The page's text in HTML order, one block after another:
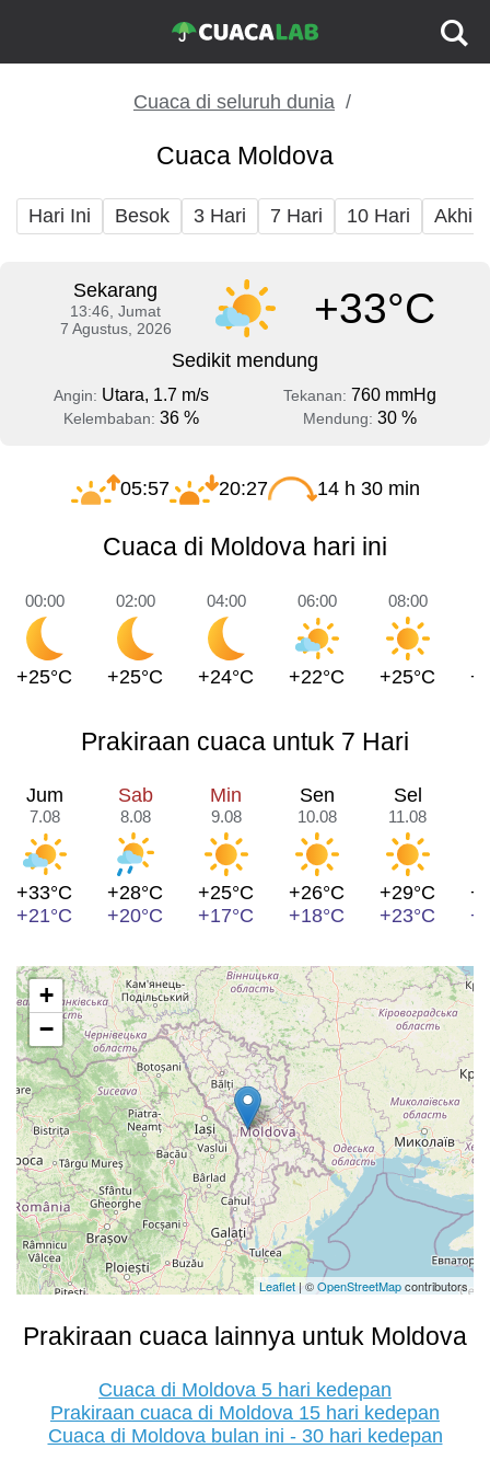
Cuaca di seluruh dunia
Cuaca Moldova
Hari Ini Besok 3 Hari 7 Hari 10 Hari Akhir
Sekarang
13:46, Jumat
7 Agustus, 2026
+33°C
Sedikit mendung
Angin: Utara, 1.7 m/s Tekanan: 760 mmHg
Kelembaban: 36 % Mendung: 30 %
05:57 20:27 14 h 30 min
Cuaca di Moldova hari ini
00:00
+25°C
02:00
+25°C
04:00
+24°C
06:00
+22°C
08:00
+25°C
Prakiraan cuaca untuk 7 Hari
Jum
7.08
+33°C
+21°C
Sab
8.08
+28°C
+20°C
Min
9.08
+25°C
+17°C
Sen
10.08
+26°C
+18°C
Sel
11.08
+29°C
+23°C
+
−
Leaflet| ©OpenStreetMapcontributors
Prakiraan cuaca lainnya untuk Moldova
Cuaca di Moldova 5 hari kedepan
Prakiraan cuaca di Moldova 15 hari kedepan
Cuaca di Moldova bulan ini - 30 hari kedepan